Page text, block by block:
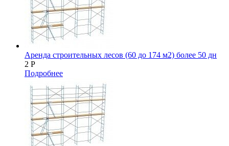
Аренда строительных лесов (60 до 174 м2) более 50 дн
2 Р
Подробнее